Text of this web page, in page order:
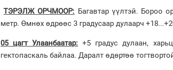
ТЭРЭЛЖ ОРЧМООР: Багавтар үүлтэй. Бороо
метр. Өмнөх өдрөөс 3 градусаар дулаарч
05 цагт Улаанбаатар: +5 градус дулаан,
гектопаскаль байлаа. Даралт өдөртөө